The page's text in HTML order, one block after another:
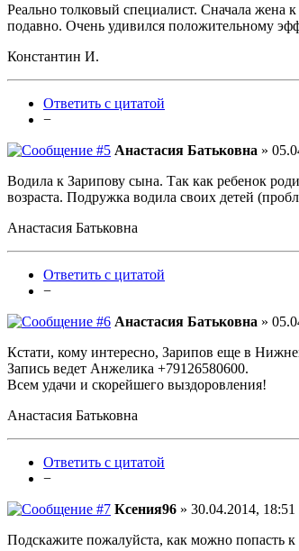
Реально толковый специалист. Сначала
подавно. Очень удивился положительному
Константин И.
Ответить с цитатой
−
Анастасия Батьковна »
Водила к Зарипову сына. Так как ребенок
возраста. Подружка водила своих детей
Анастасия Батьковна
Ответить с цитатой
−
Анастасия Батьковна »
Кстати, кому интересно, Зарипов еще в
Запись ведет Анжелика +79126580600.
Всем удачи и скорейшего выздоровления!
Анастасия Батьковна
Ответить с цитатой
−
Ксения96 » 30.04.2014, 18:51
Подскажите пожалуйста, как можно попасть